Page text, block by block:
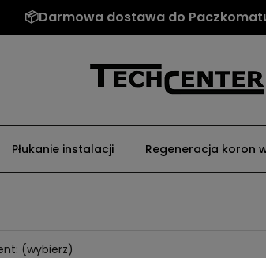
📦Darmowa dostawa do
Płukanie instalacji Regeneracja koron
(wybierz)